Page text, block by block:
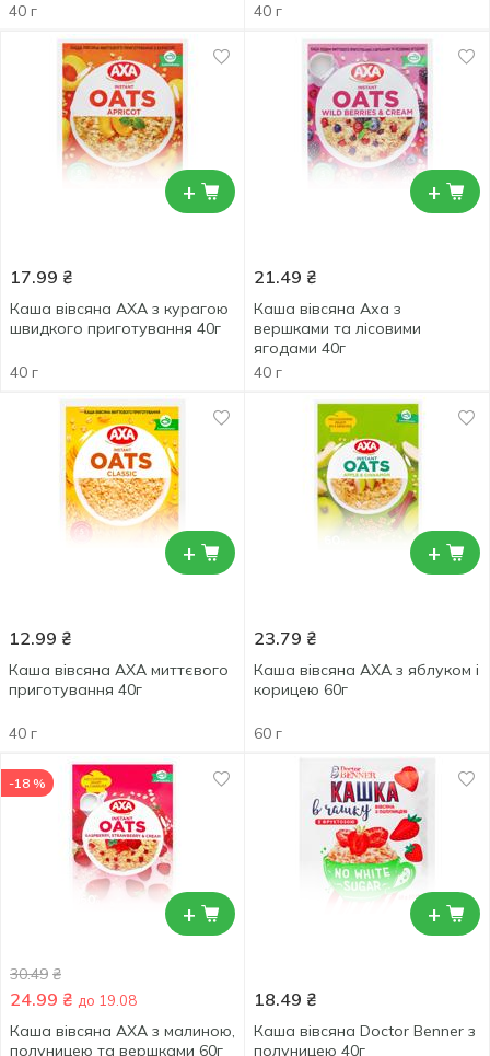
40 г 40 г
+
17.99 ₴
Каша вівсяна АХА з курагою
швидкого приготування 40г
40 г
+
21.49 ₴
Каша вівсяна Аха з
вершками та лісовими
ягодами 40г
40 г
+
12.99 ₴
Каша вівсяна АХА миттєвого
приготування 40г
40 г
+
23.79 ₴
Каша вівсяна АХА з яблуком і
корицею 60г
60 г
+
-18 %
30.49 ₴
24.99 ₴ до 19.08
Каша вівсяна АХА з малиною,
полуницею та вершками 60г
+
18.49 ₴
Каша вівсяна Doctor Benner з
полуницею 40г